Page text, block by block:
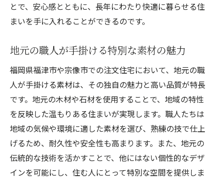
とで、安心感とともに、長年にわたり快適に暮らせる住
まいを手に入れることができるのです。
地元の職人が手掛ける特別な素材の魅力
福岡県福津市や宗像市での注文住宅において、地元の職
人が手掛ける素材は、その独自の魅力と高い品質が特長
です。地元の木材や石材を使用することで、地域の特性
を反映した温もりある住まいが実現します。職人たちは
地域の気候や環境に適した素材を選び、熟練の技で仕上
げるため、耐久性や安全性も高まります。また、地元の
伝統的な技術を活かすことで、他にはない個性的なデザ
インを可能にし、住む人にとって特別な空間を提供しま